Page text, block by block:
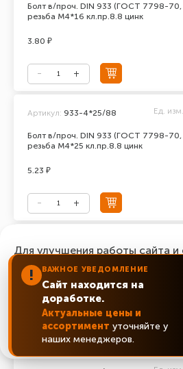
Болт в/проч. DIN 933 (ГОСТ 7798-
резьба М4*16 кл.пр.8.8 цинк
3.80 ₽
Болт в/проч. DIN 933 (ГОСТ 7798-
резьба М4*25 кл.пр.8.8 цинк
Артикул: 933-4*25/88 Ед. изм.
5.23 ₽
Болт в/проч. DIN 933 (ГОСТ 7798-
резьба М5*10 кл.пр.8.8 цинк
1.27 ₽
! ВАЖНОЕ УВЕДОМЛЕНИЕ
Сайт находится на
доработке.
Актуальные цены и
ассортимент уточняйте у
наших менеджеров.
Для улучшения работы сайта и
пользователями мы
согласиться с нашим
нажмите “Ок, понятно!”
ОК, понятно!